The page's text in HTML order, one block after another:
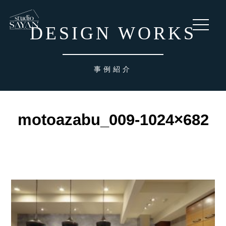
toggle
DESIGN WORKS
事例紹介
motoazabu_009-1024×682